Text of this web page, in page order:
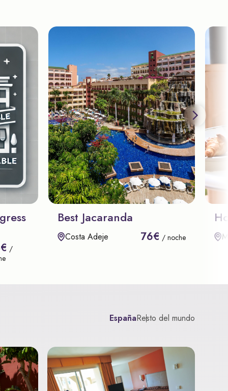
/
Best Jacaranda
Costa Adeje 76€ / noche
EspañaResto del mundo